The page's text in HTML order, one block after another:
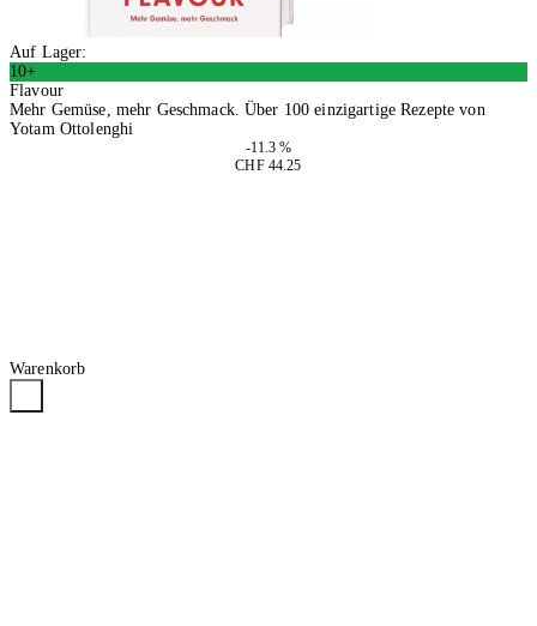
Auf Lager:
10+
Flavour
Mehr Gemüse, mehr Geschmack. Über 100 einzigartige Rezepte von
Yotam Ottolenghi
-11.3 %
CHF 44.25
Warenkorb